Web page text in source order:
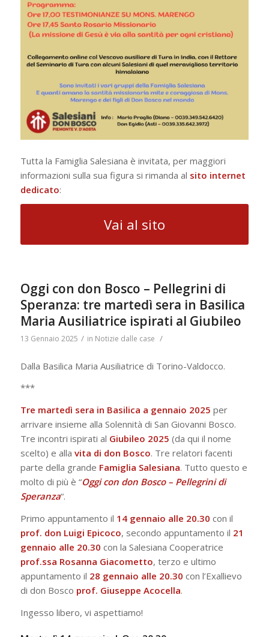
Tutta la Famiglia Salesiana è invitata, per maggiori
informazioni sulla sua figura si rimanda al sito internet
dedicato:
Vai al sito
Oggi con don Bosco – Pellegrini di
Speranza: tre martedì sera in Basilica
Maria Ausiliatrice ispirati al Giubileo
13 Gennaio 2025 / in Notizie dalle case /
Dalla Basilica Maria Ausiliatrice di Torino-Valdocco.
***
Tre martedì sera in Basilica a gennaio 2025 per
arrivare insieme alla Solennità di San Giovanni Bosco.
Tre incontri ispirati al Giubileo 2025 (da qui il nome
scelto) e alla vita di don Bosco. Tre relatori facenti
parte della grande Famiglia Salesiana. Tutto questo e
molto di più è “Oggi con don Bosco – Pellegrini di
Speranza“.
Primo appuntamento il 14 gennaio alle 20.30 con il
prof. don Luigi Epicoco, secondo appuntamento il 21
gennaio alle 20.30 con la Salesiana Cooperatrice
prof.ssa Rosanna Giacometto, terzo e ultimo
appuntamento il 28 gennaio alle 20.30 con l’Exallievo
di don Bosco prof. Giuseppe Acocella.
Ingesso libero, vi aspettiamo!